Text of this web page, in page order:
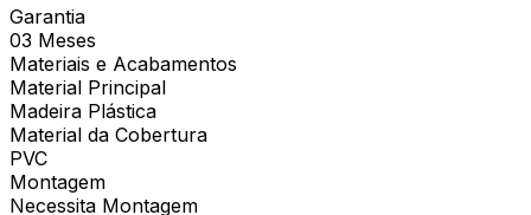
Garantia
03 Meses
Materiais e Acabamentos
Material Principal
Madeira Plástica
Material da Cobertura
PVC
Montagem
Necessita Montagem